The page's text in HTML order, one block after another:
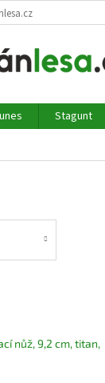
Stagunt
nůž, 9,2 cm, titan,